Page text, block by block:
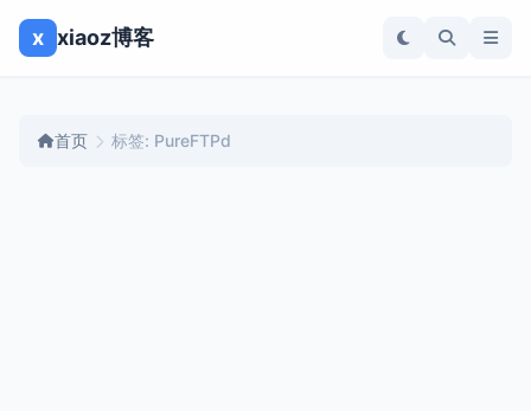
x xiaoz博客
首页 标签: PureFTPd